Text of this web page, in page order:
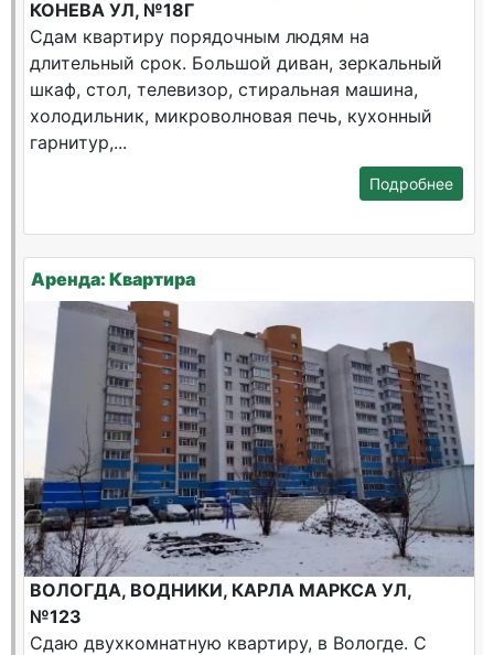
КОНЕВА УЛ, №18Г
Сдам квартиру порядочным людям на
длительный срок. Большой диван, зеркальный
шкаф, стол, телевизор, стиральная машина,
холодильник, микроволновая печь, кухонный
гарнитур,...
Подробнее
Аренда: Квартира
ВОЛОГДА, ВОДНИКИ, КАРЛА МАРКСА УЛ,
№123
Сдаю двухкомнатную квартиру, в Вологде. С